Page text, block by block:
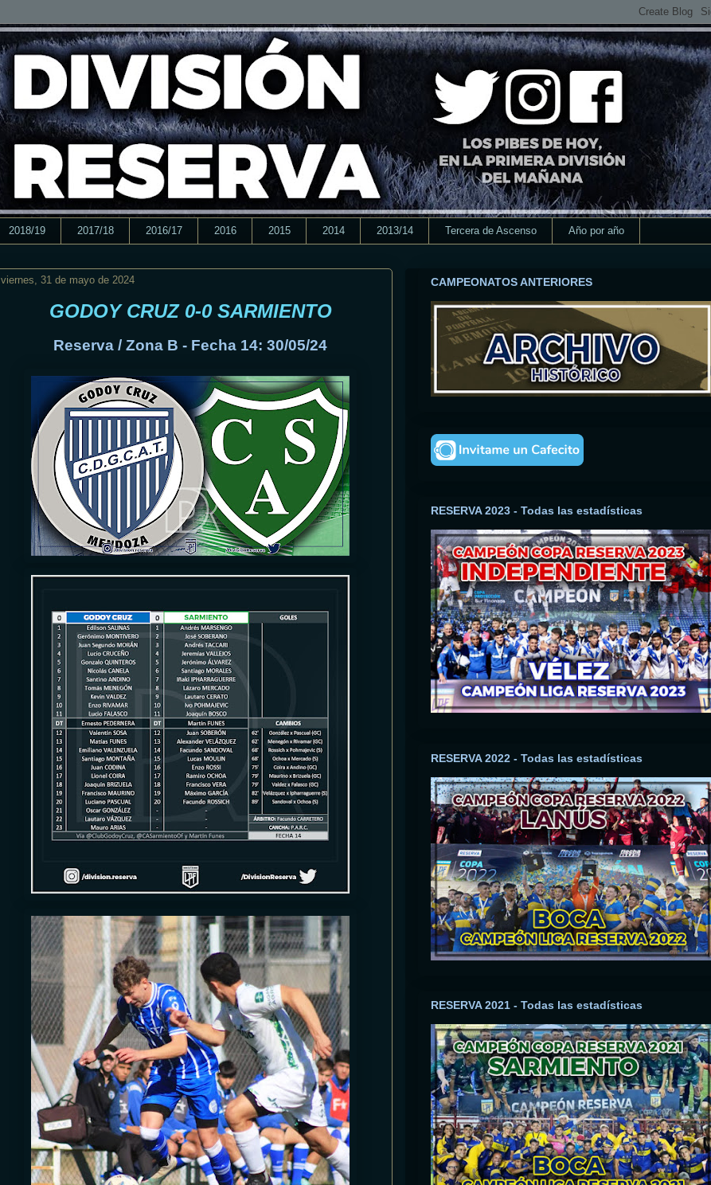
2018/19 2017/18 2016/17 2016 2015 2014 2013/14 Tercera de Ascenso Año por año
viernes, 31 de mayo de 2024
GODOY CRUZ 0-0 SARMIENTO
Reserva / Zona B - Fecha 14: 30/05/24
CAMPEONATOS ANTERIORES
RESERVA 2023 - Todas las estadísticas
RESERVA 2022 - Todas las estadísticas
RESERVA 2021 - Todas las estadísticas